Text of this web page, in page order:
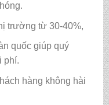
trường từ 30-40%,
quốc giúp quý
phí.
hàng không hài